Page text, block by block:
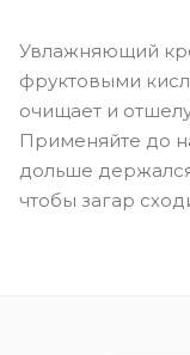
Увлажняющий
фруктовыми
очищает и
Применяйте до
дольше
чтобы загар